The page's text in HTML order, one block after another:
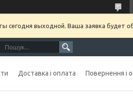
сегодня выходной. Ваша заявка будет
Доставка і оплата Повернення і